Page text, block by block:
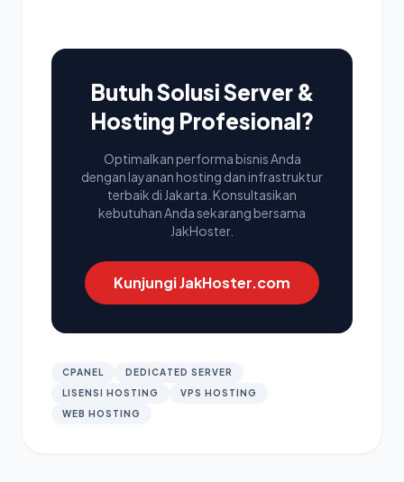
Butuh Solusi Server &
Hosting Profesional?
Optimalkan performa bisnis Anda
dengan layanan hosting dan infrastruktur
terbaik di Jakarta. Konsultasikan
kebutuhan Anda sekarang bersama
JakHoster.
Kunjungi JakHoster.com
CPANEL
DEDICATED SERVER
LISENSI HOSTING
VPS HOSTING
WEB HOSTING